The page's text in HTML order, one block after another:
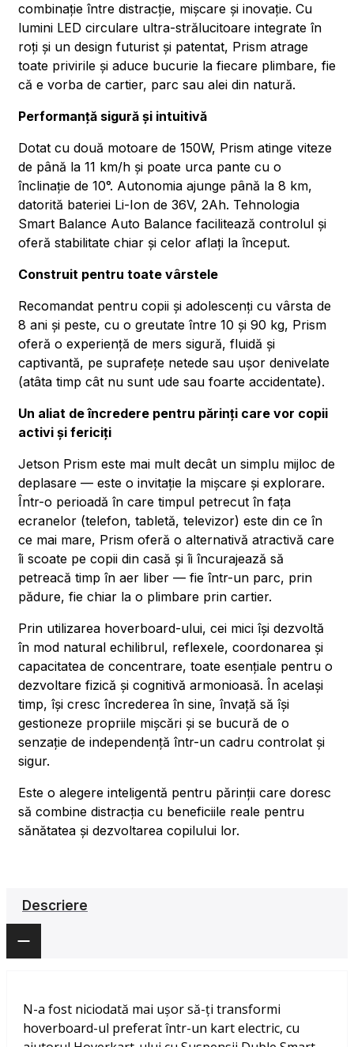
combinație între distracție, mișcare și inovație. Cu
lumini LED circulare ultra-strălucitoare integrate în
roți și un design futurist și patentat, Prism atrage
toate privirile și aduce bucurie la fiecare plimbare, fie
că e vorba de cartier, parc sau alei din natură.
Performanță sigură și intuitivă
Dotat cu două motoare de 150W, Prism atinge viteze
de până la 11 km/h și poate urca pante cu o
înclinație de 10°. Autonomia ajunge până la 8 km,
datorită bateriei Li-Ion de 36V, 2Ah. Tehnologia
Smart Balance Auto Balance facilitează controlul și
oferă stabilitate chiar și celor aflați la început.
Construit pentru toate vârstele
Recomandat pentru copii și adolescenți cu vârsta de
8 ani și peste, cu o greutate între 10 și 90 kg, Prism
oferă o experiență de mers sigură, fluidă și
captivantă, pe suprafețe netede sau ușor denivelate
(atâta timp cât nu sunt ude sau foarte accidentate).
Un aliat de încredere pentru părinți care vor copii
activi și fericiți
Jetson Prism este mai mult decât un simplu mijloc de
deplasare — este o invitație la mișcare și explorare.
Într-o perioadă în care timpul petrecut în fața
ecranelor (telefon, tabletă, televizor) este din ce în
ce mai mare, Prism oferă o alternativă atractivă care
îi scoate pe copii din casă și îi încurajează să
petreacă timp în aer liber — fie într-un parc, prin
pădure, fie chiar la o plimbare prin cartier.
Prin utilizarea hoverboard-ului, cei mici își dezvoltă
în mod natural echilibrul, reflexele, coordonarea și
capacitatea de concentrare, toate esențiale pentru o
dezvoltare fizică și cognitivă armonioasă. În același
timp, își cresc încrederea în sine, învață să își
gestioneze propriile mișcări și se bucură de o
senzație de independență într-un cadru controlat și
sigur.
Este o alegere inteligentă pentru părinții care doresc
să combine distracția cu beneficiile reale pentru
sănătatea și dezvoltarea copilului lor.
Descriere
N-a fost niciodată mai ușor să-ți transformi
hoverboard-ul preferat într-un kart electric, cu